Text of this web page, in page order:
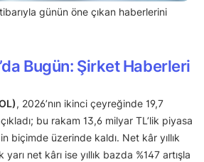
günün öne çıkan haberlerini
Bugün: Şirket Haberleri
, 2026’nın ikinci çeyreğinde 19,7
bu rakam 13,6 milyar TL’lik piyasa
biçimde üzerinde kaldı. Net kâr yıllık
net kârı ise yıllık bazda %147 artışla